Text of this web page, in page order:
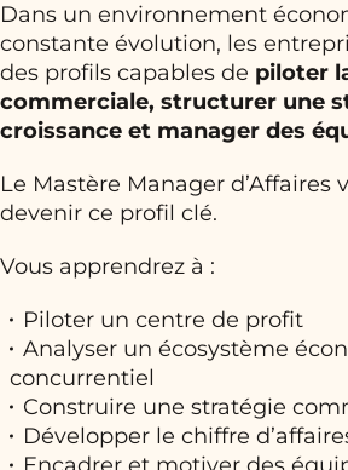
Dans un environnement
constante évolution, les
des profils capables de piloter
commerciale, structurer une
croissance et manager des
Le Mastère Manager d’Affaires
devenir ce profil clé.
Vous apprendrez à :
Piloter un centre de profit
Analyser un écosystème
concurrentiel
Construire une stratégie
Développer le chiffre